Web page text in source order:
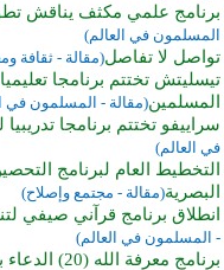
برنامج علمي مكثف يناقش
المسلمون في العالم)
تواصل لا تفاصل(مقالة - ثقافة
تيسليتش تختتم برنامجا
المسلمين(مقالة - المسلمون في
سراييفو تختتم برنامجا تدريبيا
في العالم)
التخطيط العام لبرنامج
البصرية(مقالة - مجتمع وإصلاح)
انطلاق برنامج قرآني صيفي
- المسلمون في العالم)
برنامج معرفة الله (20) الدعاء باسم الحي